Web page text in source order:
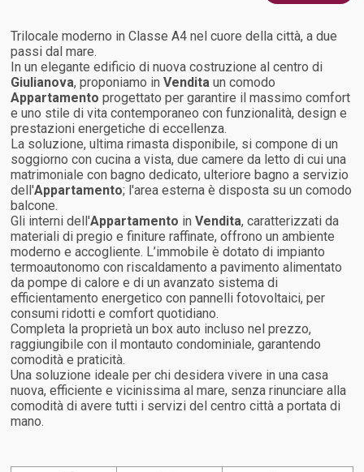
Trilocale moderno in Classe A4 nel cuore della città, a due
passi dal mare.
In un elegante edificio di nuova costruzione al centro di
Giulianova, proponiamo inVendita un comodo
Appartamento progettato per garantire il massimo comfort
e uno stile di vita contemporaneo con funzionalità, design e
prestazioni energetiche di eccellenza.
La soluzione, ultima rimasta disponibile, si compone di un
soggiorno con cucina a vista, due camere da letto di cui una
matrimoniale con bagno dedicato, ulteriore bagno a servizio
dell'Appartamento; l'area esterna è disposta su un comodo
balcone.
Gli interni dell'Appartamento inVendita, caratterizzati da
materiali di pregio e finiture raffinate, offrono un ambiente
moderno e accogliente. L’immobile è dotato di impianto
termoautonomo con riscaldamento a pavimento alimentato
da pompe di calore e di un avanzato sistema di
efficientamento energetico con pannelli fotovoltaici, per
consumi ridotti e comfort quotidiano.
Completa la proprietà un box auto incluso nel prezzo,
raggiungibile con il montauto condominiale, garantendo
comodità e praticità.
Una soluzione ideale per chi desidera vivere in una casa
nuova, efficiente e vicinissima al mare, senza rinunciare alla
comodità di avere tutti i servizi del centro città a portata di
mano.